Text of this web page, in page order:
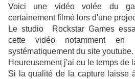
Voici une vidéo volée du
certainement filmé lors d'une
Le studio
Rockstar Games
cette vidéo notamment en
systématiquement du site youtube.
Heureusement j'ai eu le temps de
Si la qualité de la capture laisse